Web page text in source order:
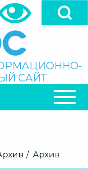
САЙТ
Архив